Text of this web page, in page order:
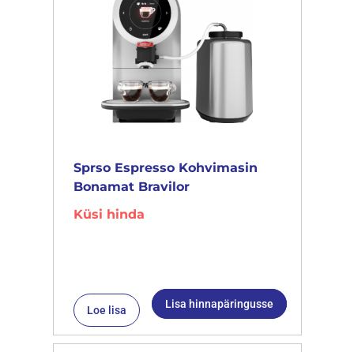
Sprso Espresso Kohvimasin
Bonamat Bravilor
Küsi hinda
Loe lisa Lisa hinnapäringusse